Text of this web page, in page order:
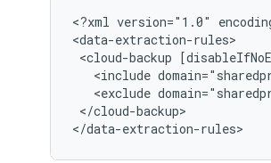
<?xml version="1.0"
<cloud-backup
<include
<exclude
</cloud-backup>
</data-extraction-rules>